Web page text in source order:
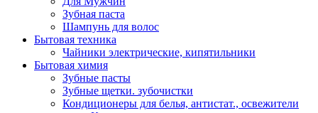
Зубная паста
Шампунь для волос
Бытовая техника
Чайники электрические, кипятильники
Бытовая химия
Зубные пасты
Зубные щетки. зубочистки
Кондиционеры для белья, антистат., освежители